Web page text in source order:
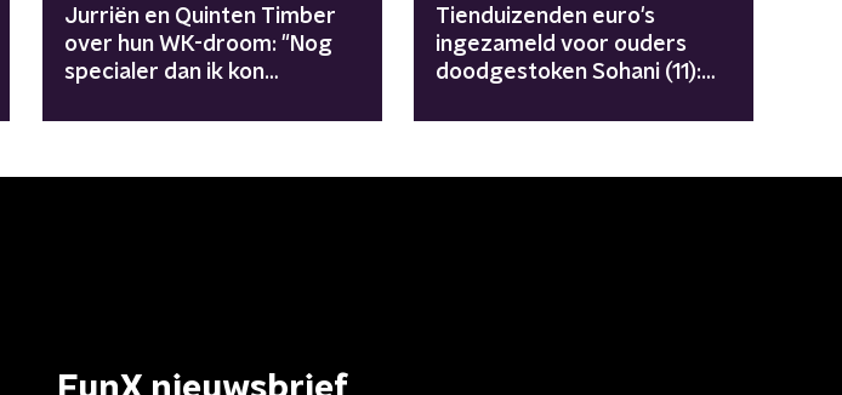
Jurriën en Quinten Timber
over hun WK-droom: "Nog
specialer dan ik kon
Tienduizenden euro's
ingezameld voor ouders
doodgestoken Sohani (11):
overtroffen"